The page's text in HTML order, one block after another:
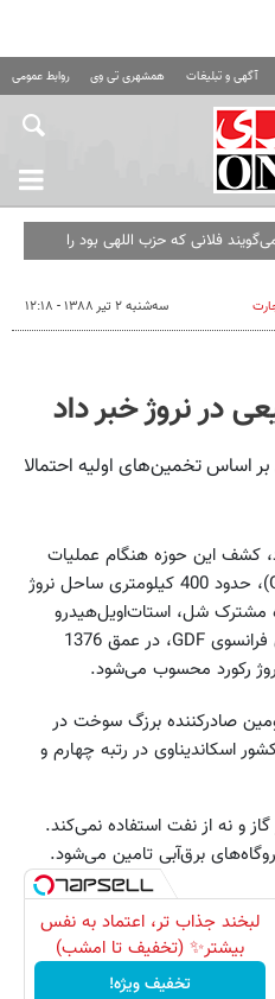
آگهی و تبلیغات همشهری تی وی روابط عمومی
فلانی که حزب اللهی بود را
سه‌شنبه ۲ تیر ۱۳۸۸ - ۱۲:۱۸
در نروژ خبر داد
اساس تخمین‌های اولیه احتمالا
کشف این حوزه هنگام عملیات
در گرو (Gro)، حدود 400 کیلومتری ساحل نروژ
مشترک شل، استات‌اویل‌هیدرو
(StatoilHydro) نروژ و گروه انرژی فرانسوی GDF، در عمق 1376
رکورد محسوب می‌شود.
صادرکننده برزگ سوخت در
اسکاندیناوی در رتبه چهارم و
گاز و نه از نفت استفاده نمی‌کند.
برق‌آبی تامین می‌شود.
لبخند جذاب تر، اعتماد به نفس
بیشتر✨ (تخفیف تا امشب)
تخفیف ویژه!